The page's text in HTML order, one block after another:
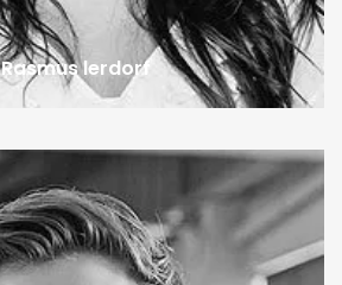
Rasmus lerdorf
Michael John